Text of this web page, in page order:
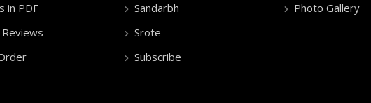
in PDF
Sandarbh
Srote
Subscribe
Photo Gallery